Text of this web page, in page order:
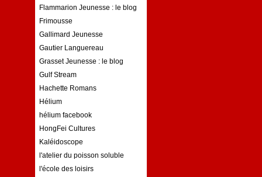
Flammarion Jeunesse : le blog
Frimousse
Gallimard Jeunesse
Gautier Languereau
Grasset Jeunesse : le blog
Gulf Stream
Hachette Romans
Hélium
hélium facebook
HongFei Cultures
Kaléidoscope
l'atelier du poisson soluble
l'école des loisirs